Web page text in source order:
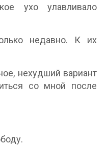
ухо улавливало
недавно. К их
нехудший вариант
со мной после